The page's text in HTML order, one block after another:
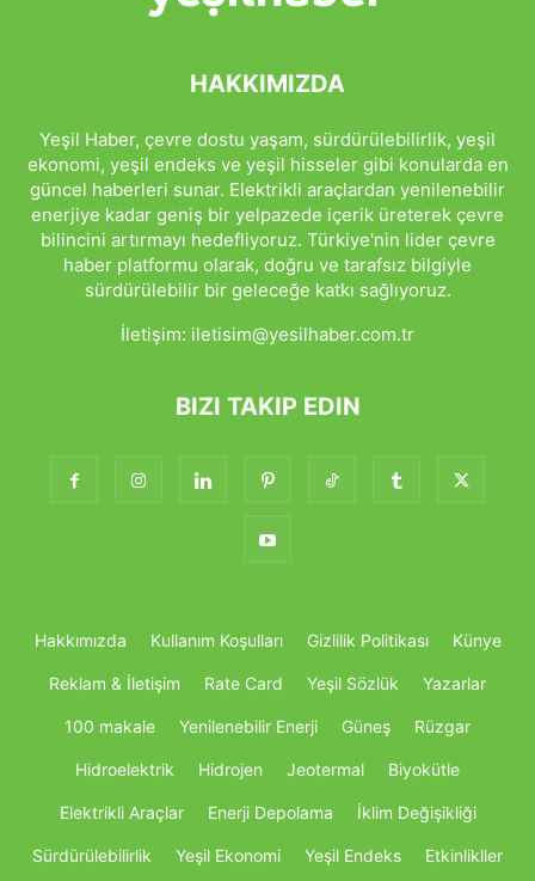
HAKKIMIZDA
Yeşil Haber, çevre dostu yaşam, sürdürülebilirlik, yeşil
ekonomi, yeşil endeks ve yeşil hisseler gibi konularda en
güncel haberleri sunar. Elektrikli araçlardan yenilenebilir
enerjiye kadar geniş bir yelpazede içerik üreterek çevre
bilincini artırmayı hedefliyoruz. Türkiye'nin lider çevre
haber platformu olarak, doğru ve tarafsız bilgiyle
sürdürülebilir bir geleceğe katkı sağlıyoruz.
İletişim: iletisim@yesilhaber.com.tr
BIZI TAKIP EDIN
Hakkımızda Kullanım Koşulları Gizlilik Politikası Künye
Reklam & İletişim Rate Card Yeşil Sözlük Yazarlar
100 makale Yenilenebilir Enerji Güneş Rüzgar
Hidroelektrik Hidrojen Jeotermal Biyokütle
Elektrikli Araçlar Enerji Depolama İklim Değişikliği
Sürdürülebilirlik Yeşil Ekonomi Yeşil Endeks Etkinlikller